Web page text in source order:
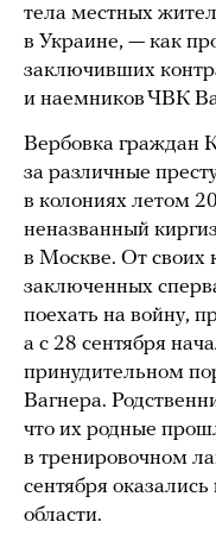
тела местных
в Украине, — как
заключивших
и наемников ЧВК
Вербовка граждан
за различные
в колониях летом
неназванный
в Москве. От своих
заключенных
поехать на войну,
а с 28 сентября
принудительном
Вагнера.
что их родные
в тренировочном
сентября
области.